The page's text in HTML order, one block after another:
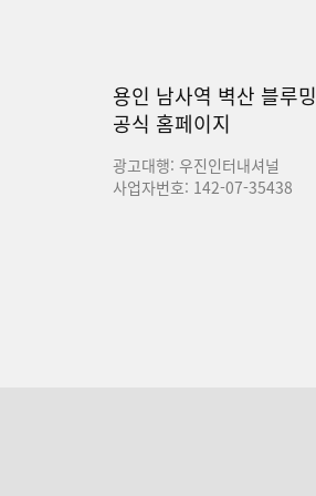
용인 남사역 벽산 블루밍
공식 홈페이지
광고대행: 우진인터내셔널
사업자번호: 142-07-35438